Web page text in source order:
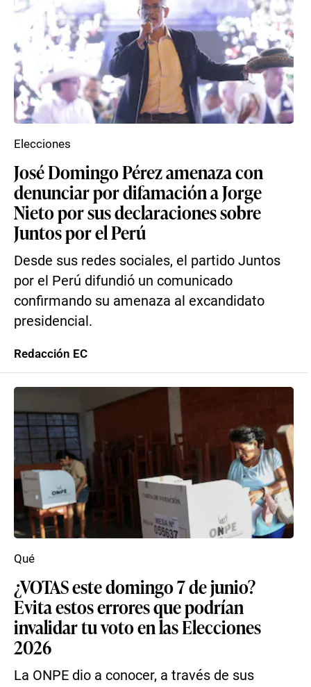
José Domingo Pérez amenaza con
denunciar por difamación a Jorge
Nieto por sus declaraciones sobre
Juntos por el Perú
Desde sus redes sociales, el partido Juntos
por el Perú difundió un comunicado
confirmando su amenaza al excandidato
presidencial.
Elecciones
Redacción EC
¿VOTAS este domingo 7 de junio?
Evita estos errores que podrían
invalidar tu voto en las Elecciones
2026
La ONPE dio a conocer, a través de sus
Qué